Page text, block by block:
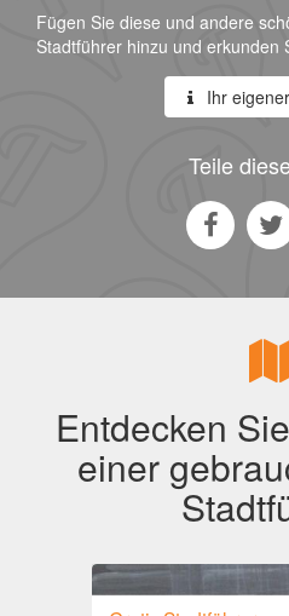
Fügen Sie diese und andere
Stadtführer hinzu und erkunden
Ihr
Teile
Entdecken
einer